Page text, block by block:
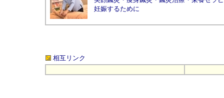
妊娠するために
相互リンク